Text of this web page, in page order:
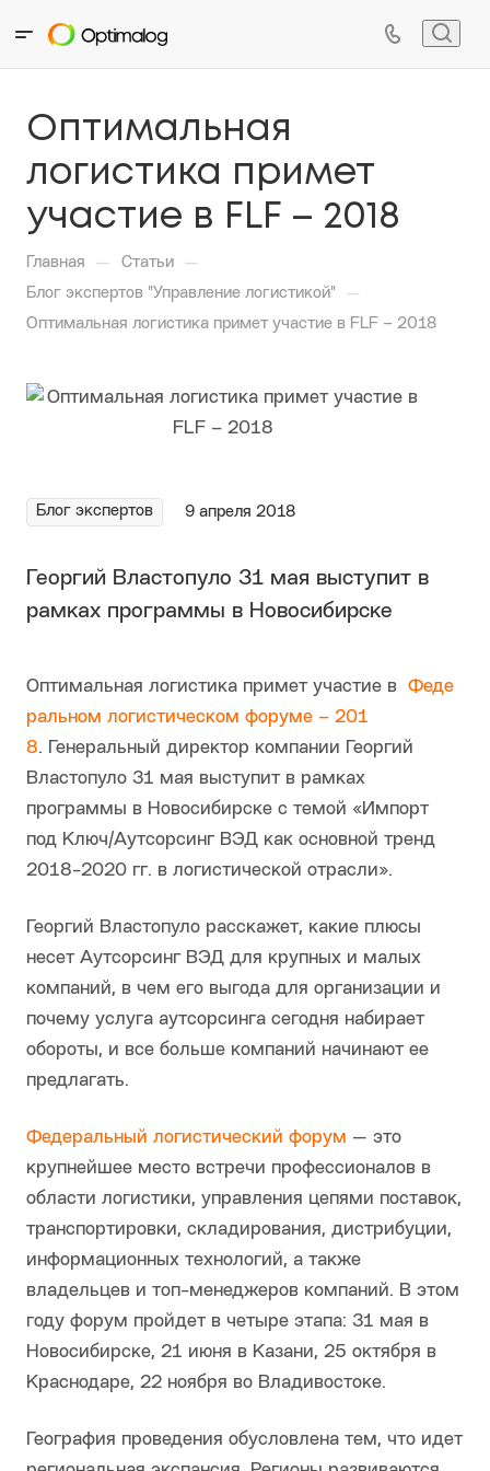
Оптимальная
логистика примет
участие в FLF – 2018
Главная — Статьи —
Блог экспертов "Управление логистикой" —
Оптимальная логистика примет участие в FLF – 2018
Блог экспертов 9 апреля 2018
Георгий Властопуло 31 мая выступит в
рамках программы в Новосибирске
Оптимальная логистика примет участие в Феде
ральном логистическом форуме – 201
8. Генеральный директор компании Георгий
Властопуло 31 мая выступит в рамках
программы в Новосибирске с темой «Импорт
под Ключ/Аутсорсинг ВЭД как основной тренд
2018-2020 гг. в логистической отрасли».
Георгий Властопуло расскажет, какие плюсы
несет Аутсорсинг ВЭД для крупных и малых
компаний, в чем его выгода для организации и
почему услуга аутсорсинга сегодня набирает
обороты, и все больше компаний начинают ее
предлагать.
Федеральный логистический форум — это
крупнейшее место встречи профессионалов в
области логистики, управления цепями поставок,
транспортировки, складирования, дистрибуции,
информационных технологий, а также
владельцев и топ-менеджеров компаний. В этом
году форум пройдет в четыре этапа: 31 мая в
Новосибирске, 21 июня в Казани, 25 октября в
Краснодаре, 22 ноября во Владивостоке.
География проведения обусловлена тем, что идет